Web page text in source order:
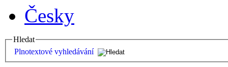
Česky
Hledat
Plnotextové vyhledávání